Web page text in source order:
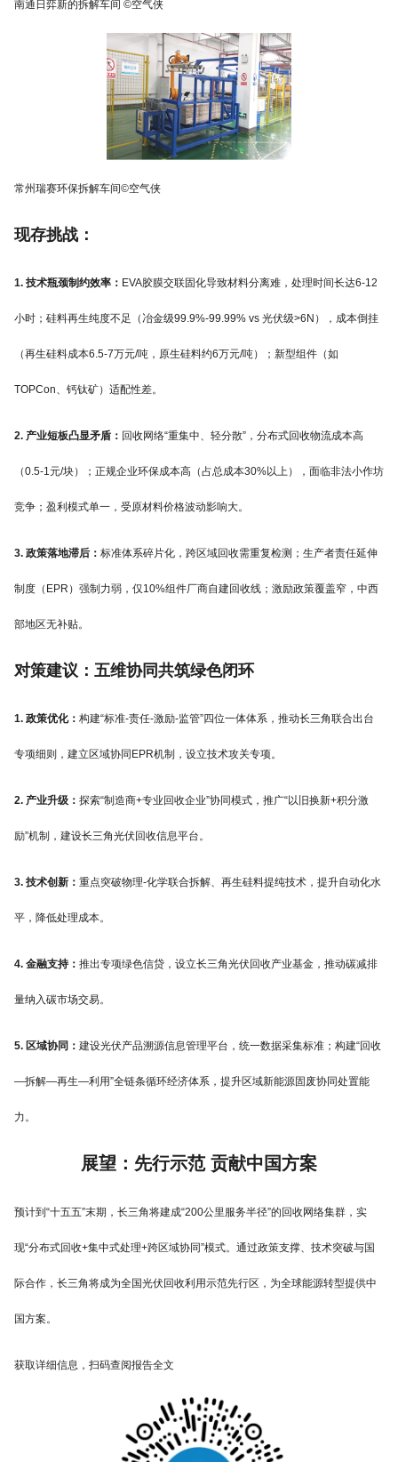
南通日弈新的拆解车间 ©空气侠
常州瑞赛环保拆解车间©空气侠
现存挑战：
1. 技术瓶颈制约效率： EVA胶膜交联固化导致材料分离难，处理时间长达6-12
小时；硅料再生纯度不足（冶金级99.9%-99.99% vs 光伏级>6N），成本倒挂
（再生硅料成本6.5-7万元/吨，原生硅料约6万元/吨）；新型组件（如
TOPCon、钙钛矿）适配性差。
2. 产业短板凸显矛盾： 回收网络“重集中、轻分散”，分布式回收物流成本高
（0.5-1元/块）；正规企业环保成本高（占总成本30%以上），面临非法小作坊
竞争；盈利模式单一，受原材料价格波动影响大。
3. 政策落地滞后： 标准体系碎片化，跨区域回收需重复检测；生产者责任延伸
制度（EPR）强制力弱，仅10%组件厂商自建回收线；激励政策覆盖窄，中西
部地区无补贴。
对策建议：五维协同共筑绿色闭环
1. 政策优化： 构建“标准-责任-激励-监管”四位一体体系，推动长三角联合出台
专项细则，建立区域协同EPR机制，设立技术攻关专项。
2. 产业升级： 探索“制造商+专业回收企业”协同模式，推广“以旧换新+积分激
励”机制，建设长三角光伏回收信息平台。
3. 技术创新： 重点突破物理-化学联合拆解、再生硅料提纯技术，提升自动化水
平，降低处理成本。
4. 金融支持： 推出专项绿色信贷，设立长三角光伏回收产业基金，推动碳减排
量纳入碳市场交易。
5. 区域协同： 建设光伏产品溯源信息管理平台，统一数据采集标准；构建“回收
—拆解—再生—利用”全链条循环经济体系，提升区域新能源固废协同处置能
力。
展望：先行示范 贡献中国方案
预计到“十五五”末期，长三角将建成“200公里服务半径”的回收网络集群，实
现“分布式回收+集中式处理+跨区域协同”模式。通过政策支撑、技术突破与国
际合作，长三角将成为全国光伏回收利用示范先行区，为全球能源转型提供中
国方案。
获取详细信息，扫码查阅报告全文